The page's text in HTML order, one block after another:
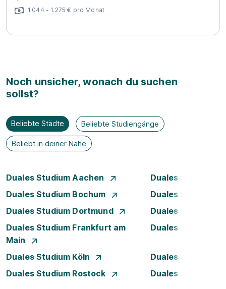
1.044 - 1.275 € pro Monat
Noch unsicher, wonach du suchen
sollst?
Beliebte Städte Beliebte Studiengänge
Beliebt in deiner Nähe
Duales Studium Aachen
Duales Studium
Duales Studium Bochum
Duales Studium
Duales Studium Dortmund
Duales Studium
Duales Studium Frankfurt am
Main
Duales Studium
Duales Studium Köln
Duales Studium
Duales Studium Rostock
Duales Studium